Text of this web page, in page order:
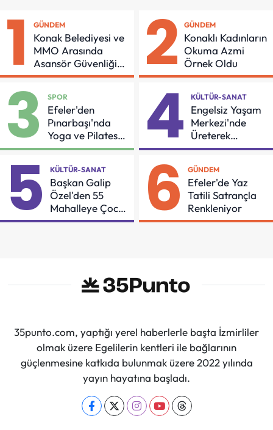
1 GÜNDEM
Konak Belediyesi ve
MMO Arasında
Asansör Güvenliği
İçin Önemli Protokol
2 GÜNDEM
Konaklı Kadınların
Okuma Azmi
Örnek Oldu
3 SPOR
Efeler'den
Pınarbaşı'nda
Yoga ve Pilates
Buluşması
4 KÜLTÜR-SANAT
Engelsiz Yaşam
Merkezi'nde
Üreterek
Güçleniyorlar
5 KÜLTÜR-SANAT
Başkan Galip
Özel'den 55
Mahalleye Çocuk
Şenliği
6 GÜNDEM
Efeler'de Yaz
Tatili Satrançla
Renkleniyor
35punto.com, yaptığı yerel haberlerle başta İzmirliler
olmak üzere Egelilerin kentleri ile bağlarının
güçlenmesine katkıda bulunmak üzere 2022 yılında
yayın hayatına başladı.